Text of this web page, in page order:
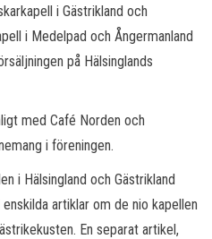
i Gästrikland och
i Medelpad och Ångermanland
på Hälsinglands
med Café Norden och
i föreningen.
i Hälsingland och Gästrikland
artiklar om de nio kapellen
En separat artikel,